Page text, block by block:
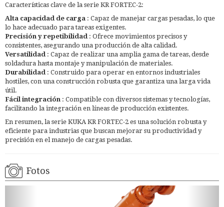
Características clave de la serie KR FORTEC-2:
Alta capacidad de carga : Capaz de manejar cargas pesadas, lo que
lo hace adecuado para tareas exigentes.
Precisión y repetibilidad : Ofrece movimientos precisos y
consistentes, asegurando una producción de alta calidad.
Versatilidad : Capaz de realizar una amplia gama de tareas, desde
soldadura hasta montaje y manipulación de materiales.
Durabilidad : Construido para operar en entornos industriales
hostiles, con una construcción robusta que garantiza una larga vida
útil.
Fácil integración : Compatible con diversos sistemas y tecnologías,
facilitando la integración en líneas de producción existentes.
En resumen, la serie KUKA KR FORTEC-2 es una solución robusta y
eficiente para industrias que buscan mejorar su productividad y
precisión en el manejo de cargas pesadas.
Fotos